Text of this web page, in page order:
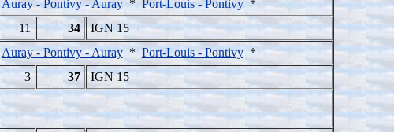
Auray - Pontivy - Auray* Port-Louis - Pontivy*
11 34
IGN 15
Auray - Pontivy - Auray* Port-Louis - Pontivy*
3 37
IGN 15